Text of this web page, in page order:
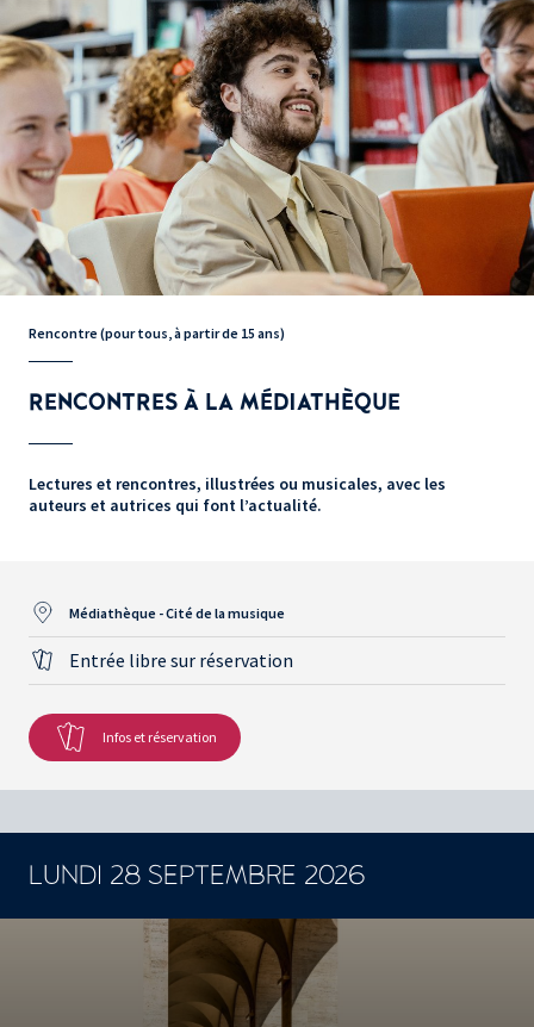
Rencontre (pour tous, à partir de 15 ans)
RENCONTRES À LA MÉDIATHÈQUE
Lectures et rencontres, illustrées ou musicales, avec les
auteurs et autrices qui font l’actualité.
Médiathèque - Cité de la musique
Entrée libre sur réservation
Infos et réservation
LUNDI 28 SEPTEMBRE 2026